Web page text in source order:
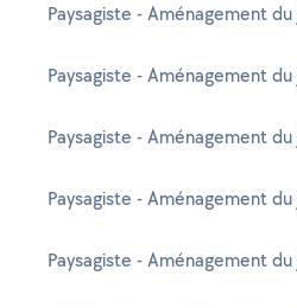
Paysagiste - Aménagement
Paysagiste - Aménagement
Paysagiste - Aménagement
Paysagiste - Aménagement
Paysagiste - Aménagement